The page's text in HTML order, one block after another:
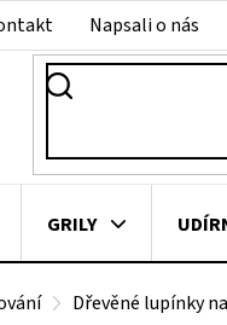
Napsali o nás
GRILY
MASA Dřevěné lupínky